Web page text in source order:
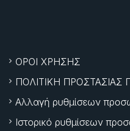
ΟΡΟΙ ΧΡΗΣΗΣ
ΠΟΛΙΤΙΚΗ
Αλλαγή ρυθμίσεων
Ιστορικό ρυθμίσεων